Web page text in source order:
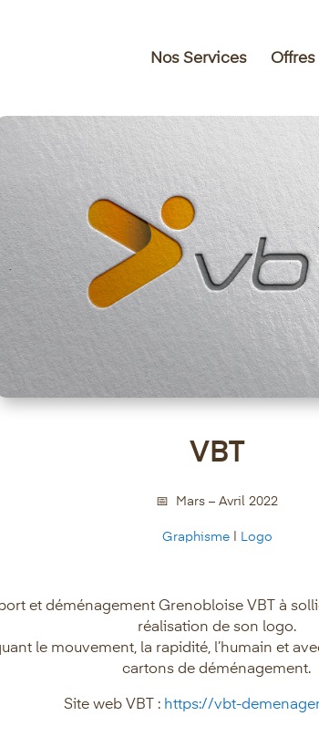
Nos Services Offres
VBT
📅 Mars – Avril 2022
Graphisme| Logo
et déménagement Grenobloise VBT à
réalisation de son logo.
le mouvement, la rapidité, l’humain et
cartons de déménagement.
Site web VBT : https://vbt-